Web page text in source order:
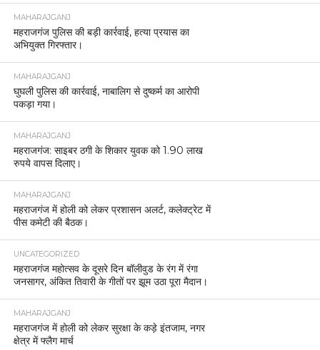
MAHARAJGANJ
महराजगंज पुलिस की बड़ी कार्रवाई, हत्या प्रयास का
अभियुक्त गिरफ्तार।
MAHARAJGANJ
घुघली पुलिस की कार्रवाई, नाबालिग से दुष्कर्म का आरोपी
पकड़ा गया।
MAHARAJGANJ
महराजगंज: साइबर ठगी के शिकार युवक को 1.90 लाख
रुपये वापस दिलाए।
MAHARAJGANJ
महराजगंज में होली को लेकर प्रशासन अलर्ट, कलेक्ट्रेट में
पीस कमेटी की बैठक।
UNCATEGORIZED
महराजगंज महोत्सव के दूसरे दिन बॉलीवुड के रंग में रंगा
जनसागर, अंकित तिवारी के गीतों पर झूम उठा पूरा मैदान।
MAHARAJGANJ
महराजगंज में होली को लेकर सुरक्षा के कड़े इंतजाम, नगर
क्षेत्र में फ्लैग मार्च